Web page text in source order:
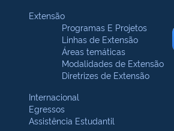
Extensão
Programas E Projetos
Linhas de Extensão
Áreas temáticas
Modalidades de Extensão
Diretrizes de Extensão
Internacional
Egressos
Assistência Estudantil